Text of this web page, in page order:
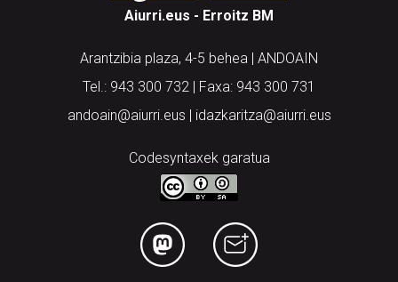
Aiurri.eus - Erroitz BM
Arantzibia plaza, 4-5 behea | ANDOAIN
Tel.: 943 300 732 | Faxa: 943 300 731
andoain@aiurri.eus | idazkaritza@aiurri.eus
Codesyntaxek garatua